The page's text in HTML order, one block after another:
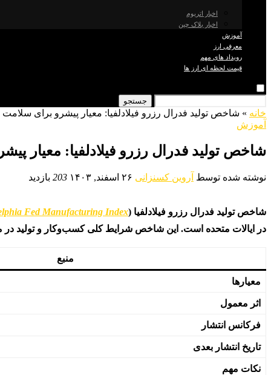
اخبار اتریوم
اخبار بلاک چین
آموزش
معرفی ارز
رویداد های مهم
قیمت لحظه ای ارز ها
جستجو
خانه » شاخص تولید فدرال رزرو فیلادلفیا: معیار پیشرو برای
آموزش
شاخص تولید فدرال رزرو فیلادلفیا: معیار
نوشته شده توسط آروین کسنزانی ۲۶ اسفند, ۱۴۰۳ 203 بازدید
شاخص تولید فدرال رزرو فیلادلفیا (Fed Manufacturing Index
در ایالات متحده است. این شاخص شرایط کلی کسب‌وکار و تولید
منبع
معیارها
اثر معمول
فرکانس انتشار
تاریخ انتشار بعدی
نکات مهم